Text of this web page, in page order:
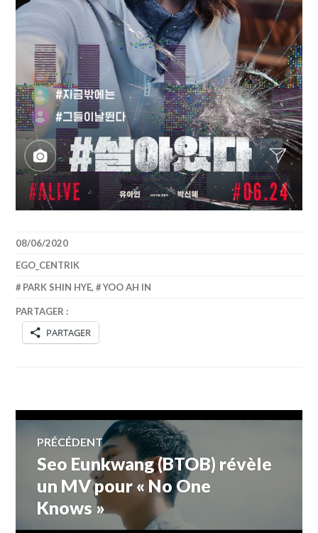
08/06/2020
EGO_CENTRIK
PARK SHIN HYE, YOO AH IN
PARTAGER :
PARTAGER
Navigation
de
l’article
PRÉCÉDENT
Article
précédent :
Seo Eunkwang (BTOB) révèle
un MV pour « No One
Knows »